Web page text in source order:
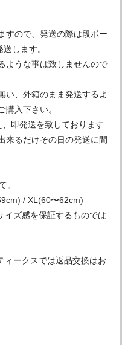
すので、発送の際は段ボー
します。
ような事は致しませんので
い、外箱のまま発送するよ
購入下さい。
即発送を致しております
来るだけその日の発送に間
。
/ XL(60〜62cm)
ズ感を保証するものでは
ークスでは返品交換はお